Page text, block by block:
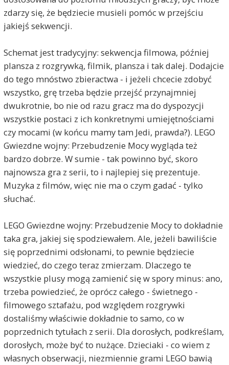
zdarzy się, że będziecie musieli pomóc w przejściu
jakiejś sekwencji.
Schemat jest tradycyjny: sekwencja filmowa, później
plansza z rozgrywką, filmik, plansza i tak dalej. Dodajcie
do tego mnóstwo zbieractwa - i jeżeli chcecie zdobyć
wszystko, grę trzeba będzie przejść przynajmniej
dwukrotnie, bo nie od razu gracz ma do dyspozycji
wszystkie postaci z ich konkretnymi umiejętnościami
czy mocami (w końcu mamy tam Jedi, prawda?). LEGO
Gwiezdne wojny: Przebudzenie Mocy wygląda też
bardzo dobrze. W sumie - tak powinno być, skoro
najnowsza gra z serii, to i najlepiej się prezentuje.
Muzyka z filmów, więc nie ma o czym gadać - tylko
słuchać.
LEGO Gwiezdne wojny: Przebudzenie Mocy to dokładnie
taka gra, jakiej się spodziewałem. Ale, jeżeli bawiliście
się poprzednimi odsłonami, to pewnie będziecie
wiedzieć, do czego teraz zmierzam. Dlaczego te
wszystkie plusy mogą zamienić się w spory minus: ano,
trzeba powiedzieć, że oprócz całego - świetnego -
filmowego sztafażu, pod względem rozgrywki
dostaliśmy właściwie dokładnie to samo, co w
poprzednich tytułach z serii. Dla dorosłych, podkreślam,
dorosłych, może być to nużące. Dzieciaki - co wiem z
własnych obserwacji, niezmiennie grami LEGO bawią